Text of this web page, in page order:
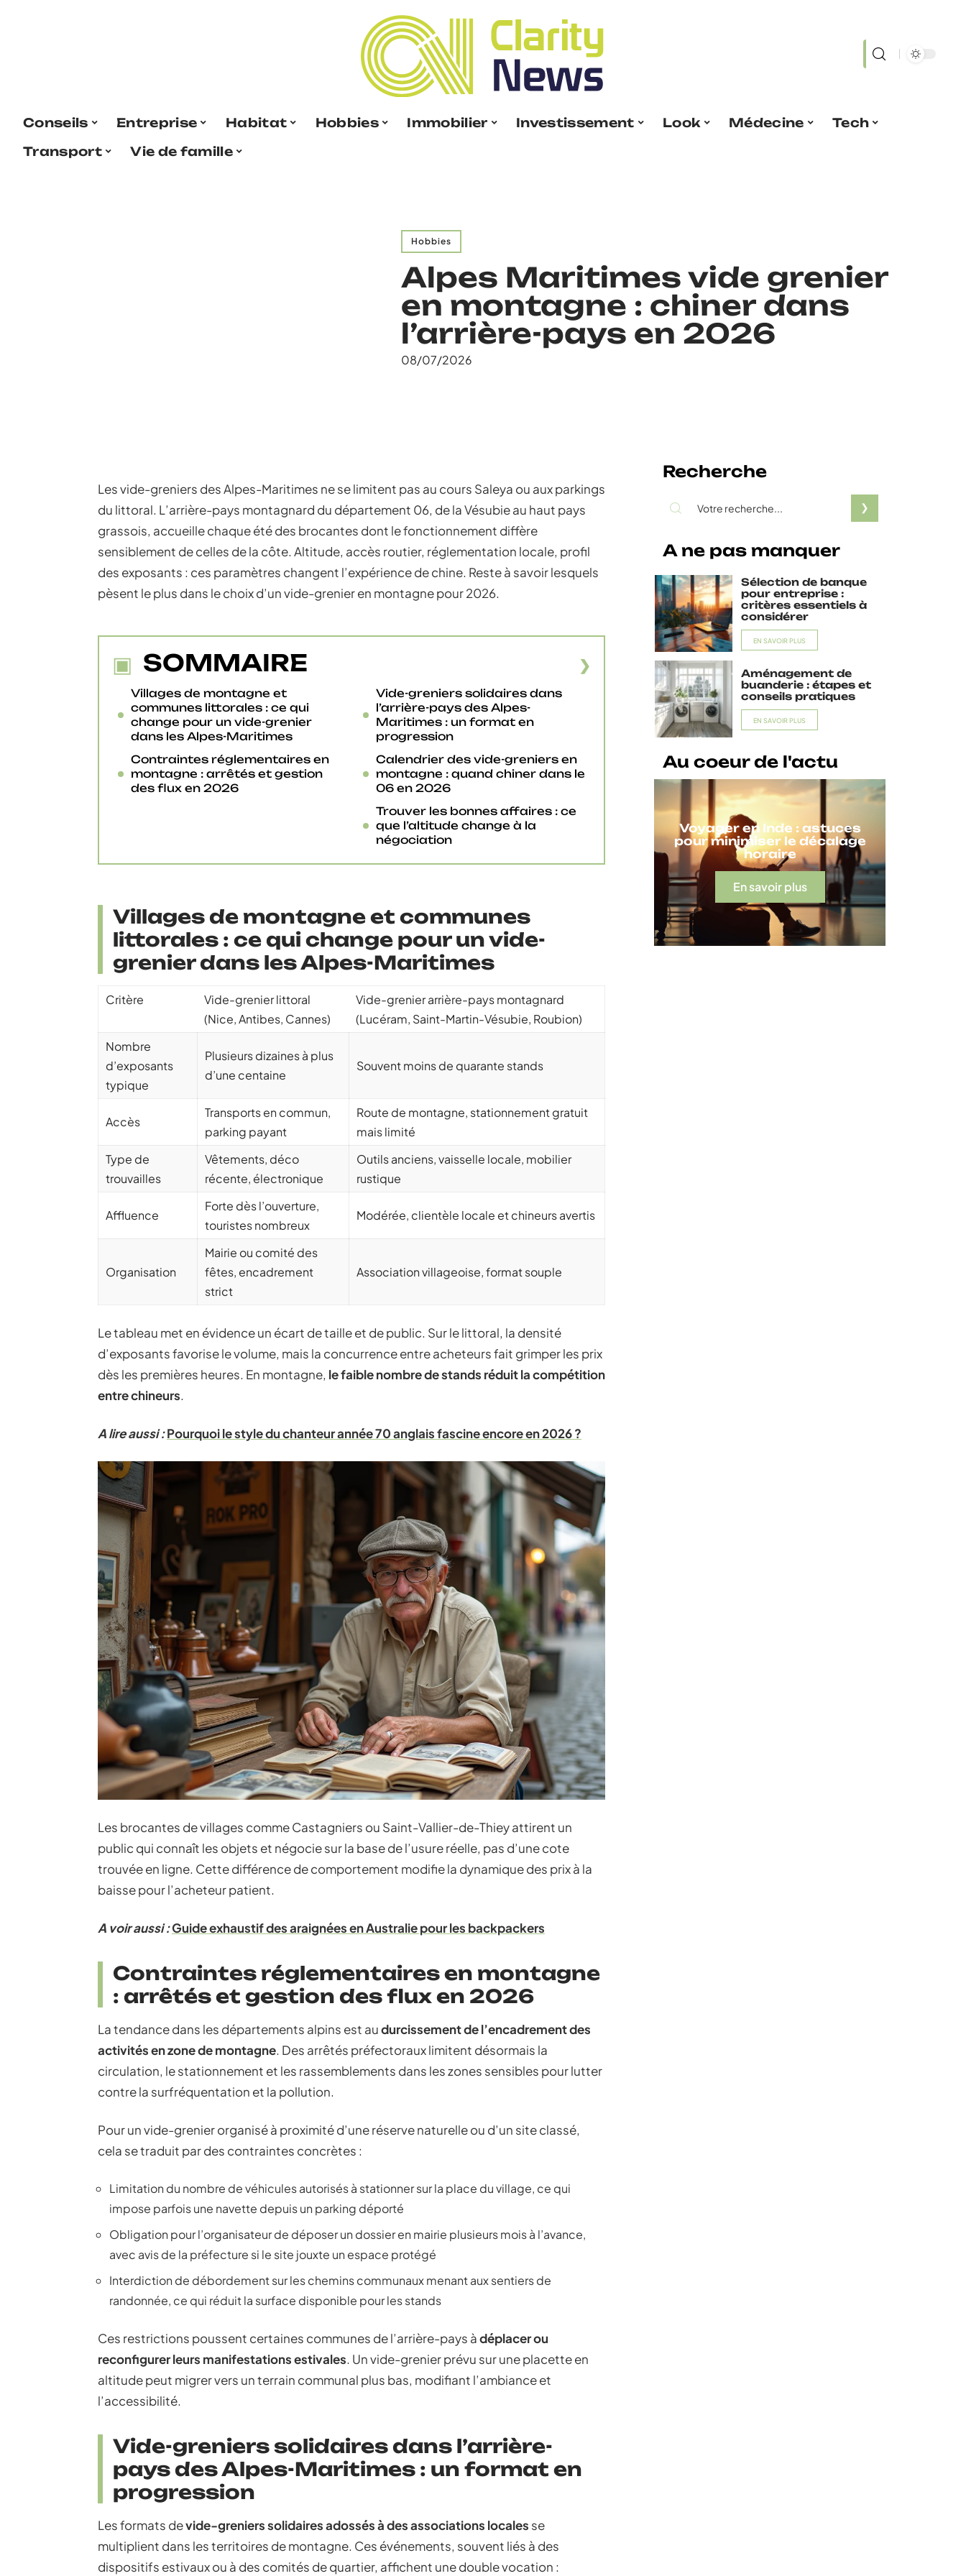
Conseils Entreprise Habitat Hobbies Immobilier Investissement Look Médecine
Tech
Transport
Vie de famille
Hobbies
Alpes Maritimes vide grenier
en montagne : chiner dans
l’arrière-pays en 2026
08/07/2026
Les vide-greniers des Alpes-Maritimes ne se limitent pas au cours Saleya ou aux parkings
du littoral. L’arrière-pays montagnard du département 06, de la Vésubie au haut pays
grassois, accueille chaque été des brocantes dont le fonctionnement diffère
sensiblement de celles de la côte. Altitude, accès routier, réglementation locale, profil
des exposants : ces paramètres changent l’expérience de chine. Reste à savoir lesquels
pèsent le plus dans le choix d’un vide-grenier en montagne pour 2026.
SOMMAIRE
Villages de montagne et
communes littorales : ce qui
change pour un vide-grenier
dans les Alpes-Maritimes
Contraintes réglementaires en
montagne : arrêtés et gestion
des flux en 2026
Vide-greniers solidaires dans
l’arrière-pays des Alpes-
Maritimes : un format en
progression
Calendrier des vide-greniers en
montagne : quand chiner dans le
06 en 2026
Trouver les bonnes affaires : ce
que l’altitude change à la
négociation
Villages de montagne et communes
littorales : ce qui change pour un vide-
grenier dans les Alpes-Maritimes
Critère
Vide-grenier littoral
(Nice, Antibes, Cannes)
Vide-grenier arrière-pays montagnard
(Lucéram, Saint-Martin-Vésubie, Roubion)
Nombre
d’exposants
typique
Plusieurs dizaines à plus
d’une centaine
Souvent moins de quarante stands
Accès
Transports en commun,
parking payant
Route de montagne, stationnement gratuit
mais limité
Type de
trouvailles
Vêtements, déco
récente, électronique
Outils anciens, vaisselle locale, mobilier
rustique
Affluence
Forte dès l’ouverture,
touristes nombreux
Modérée, clientèle locale et chineurs avertis
Organisation
Mairie ou comité des
fêtes, encadrement
strict
Association villageoise, format souple
Le tableau met en évidence un écart de taille et de public. Sur le littoral, la densité
d’exposants favorise le volume, mais la concurrence entre acheteurs fait grimper les prix
dès les premières heures. En montagne, le faible nombre de stands réduit la compétition
entre chineurs.
A lire aussi :Pourquoi le style du chanteur année 70 anglais fascine encore en 2026 ?
Les brocantes de villages comme Castagniers ou Saint-Vallier-de-Thiey attirent un
public qui connaît les objets et négocie sur la base de l’usure réelle, pas d’une cote
trouvée en ligne. Cette différence de comportement modifie la dynamique des prix à la
baisse pour l’acheteur patient.
A voir aussi :Guide exhaustif des araignées en Australie pour les backpackers
Contraintes réglementaires en montagne
: arrêtés et gestion des flux en 2026
La tendance dans les départements alpins est audurcissement de l’encadrement des
activités en zone de montagne. Des arrêtés préfectoraux limitent désormais la
circulation, le stationnement et les rassemblements dans les zones sensibles pour lutter
contre la surfréquentation et la pollution.
Pour un vide-grenier organisé à proximité d’une réserve naturelle ou d’un site classé,
cela se traduit par des contraintes concrètes :
Limitation du nombre de véhicules autorisés à stationner sur la place du village, ce qui
impose parfois une navette depuis un parking déporté
Obligation pour l’organisateur de déposer un dossier en mairie plusieurs mois à l’avance,
avec avis de la préfecture si le site jouxte un espace protégé
Interdiction de débordement sur les chemins communaux menant aux sentiers de
randonnée, ce qui réduit la surface disponible pour les stands
Ces restrictions poussent certaines communes de l’arrière-pays àdéplacer ou
reconfigurer leurs manifestations estivales. Un vide-grenier prévu sur une placette en
altitude peut migrer vers un terrain communal plus bas, modifiant l’ambiance et
l’accessibilité.
Vide-greniers solidaires dans l’arrière-
pays des Alpes-Maritimes : un format en
progression
Les formats devide-greniers solidaires adossés à des associations locales se
multiplient dans les territoires de montagne. Ces événements, souvent liés à des
dispositifs estivaux ou à des comités de quartier, affichent une double vocation :
Recherche
A ne pas manquer
Sélection de banque
pour entreprise :
critères essentiels à
considérer
EN SAVOIR PLUS
Aménagement de
buanderie : étapes et
conseils pratiques
EN SAVOIR PLUS
Au coeur de l'actu
Voyager en Inde : astuces
pour minimiser le décalage
horaire
En savoir plus